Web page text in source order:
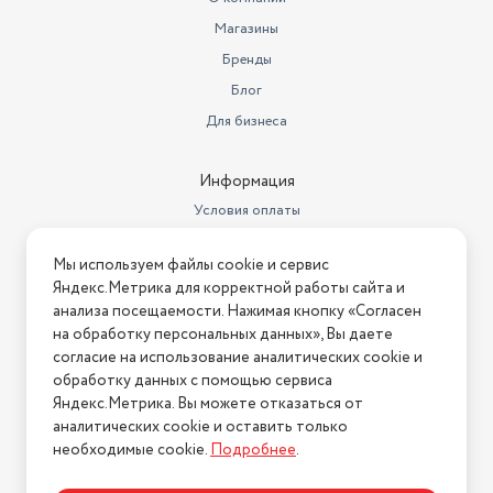
0.7
0.964
Объем товара в упаковке, в
есть
есть, газовый, вертел в
комплекте
Конвекция
нет
Вертел
откидная
Духовка
52 л
Магазины
Бренды
Блог
Для бизнеса
Информация
Условия оплаты
Условия возврата
Нашли ошибку на сайте? Напишите нам
2026 © Интернет-магазин "АстМаркет". У нас есть всё!
Политика конфиденциальности
Мы используем файлы cookie и сервис
Яндекс.Метрика для корректной работы сайта и
анализа посещаемости. Нажимая кнопку «Согласен
на обработку персональных данных», Вы даете
согласие на использование аналитических cookie и
обработку данных с помощью сервиса
Яндекс.Метрика. Вы можете отказаться от
аналитических cookie и оставить только
необходимые cookie.Подробнее.